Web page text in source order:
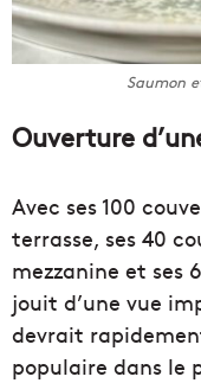
Saumon
Ouverture
Avec ses 100
terrasse, ses 40
mezzanine et ses
jouit d’une vue
devrait
populaire dans le